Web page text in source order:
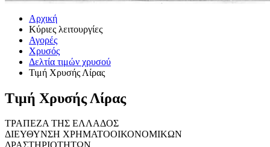
Αρχική
Κύριες λειτουργίες
Αγορές
Χρυσός
Δελτία τιμών χρυσού
Τιμή Χρυσής Λίρας
Τιμή Χρυσής Λίρας
ΤΡΑΠΕΖΑ ΤΗΣ ΕΛΛΑΔΟΣ
ΔΙΕΥΘΥΝΣΗ ΧΡΗΜΑΤΟΟΙΚΟΝΟΜΙΚΩΝ